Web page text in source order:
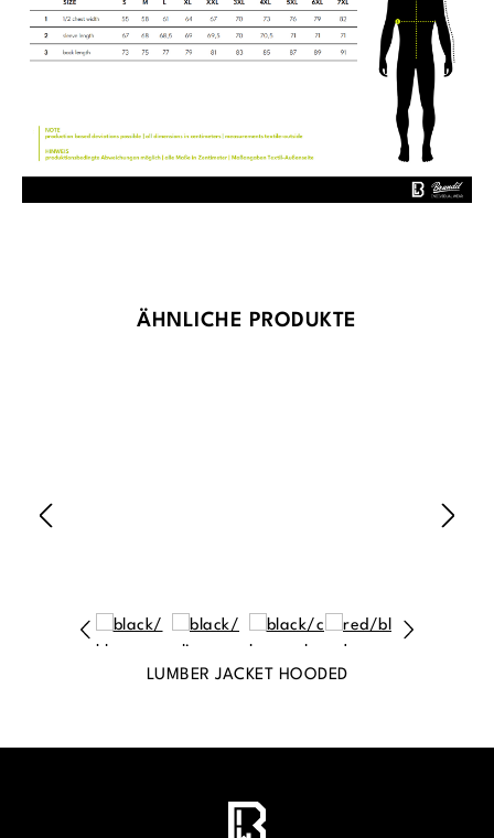
Produktgalerie überspringen
ÄHNLICHE PRODUKTE
LUMBER JACKET HOODED